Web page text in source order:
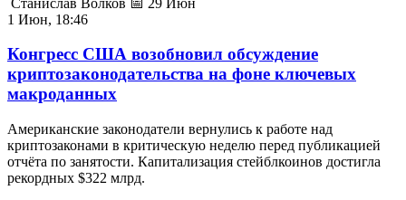
1 Июн, 18:46
Конгресс США возобновил обсуждение
криптозаконодательства на фоне ключевых
макроданных
Американские законодатели вернулись к работе над
криптозаконами в критическую неделю перед публикацией
отчёта по занятости. Капитализация стейблкоинов достигла
рекордных $322 млрд.